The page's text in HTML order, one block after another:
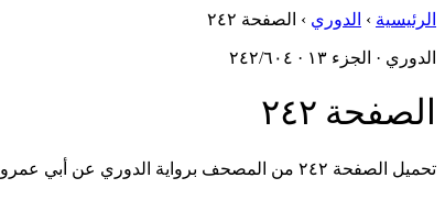
الرئيسية › الدوري › الصفحة ٢٤٢
الدوري · الجزء ١٣ · ٢٤٢/٦٠٤
الصفحة ٢٤٢
تحميل الصفحة ٢٤٢ من المصحف برواية الدوري عن أبي عمرو بصيغة PDF، مُستخرَجةٌ من أصول مجمع الملك فهد.